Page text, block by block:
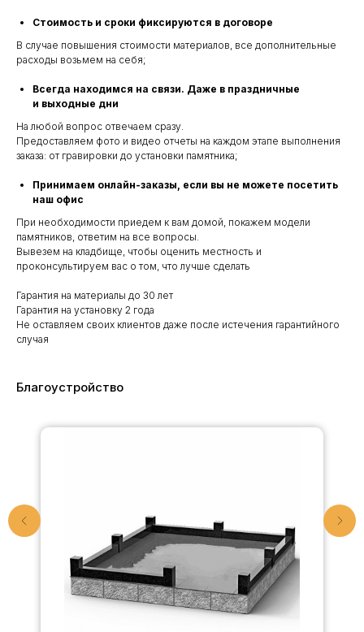
Стоимость и сроки фиксируются в договоре
В случае повышения стоимости материалов, все дополнительные
расходы возьмем на себя;
Всегда находимся на связи. Даже в праздничные
и выходные дни
На любой вопрос отвечаем сразу.
Предоставляем фото и видео отчеты на каждом этапе выполнения
заказа: от гравировки до установки памятника;
Принимаем онлайн-заказы, если вы не можете посетить
наш офис
При необходимости приедем к вам домой, покажем модели
памятников, ответим на все вопросы.
Вывезем на кладбище, чтобы оценить местность и
проконсультируем вас о том, что лучше сделать
Гарантия на материалы до 30 лет
Гарантия на установку 2 года
Не оставляем своих клиентов даже после истечения гарантийного
случая
Благоустройство